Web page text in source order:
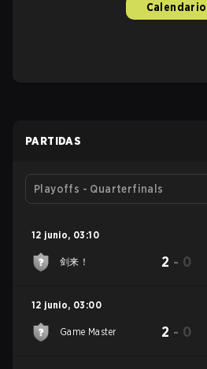
Calendario
PARTIDAS
Playoffs - Quarterfinals
12 junio, 03:10
剑来！ 2 - 0
12 junio, 03:00
Game Master 2 - 0